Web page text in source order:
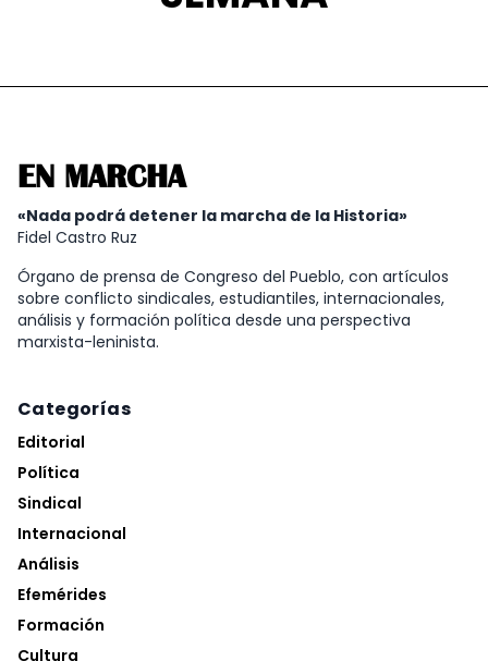
EN MARCHA
«Nada podrá detener la marcha de la Historia»
Fidel Castro Ruz
Órgano de prensa de Congreso del Pueblo, con artículos
sobre conflicto sindicales, estudiantiles, internacionales,
análisis y formación política desde una perspectiva
marxista-leninista.
Categorías
Editorial
Política
Sindical
Internacional
Análisis
Efemérides
Formación
Cultura